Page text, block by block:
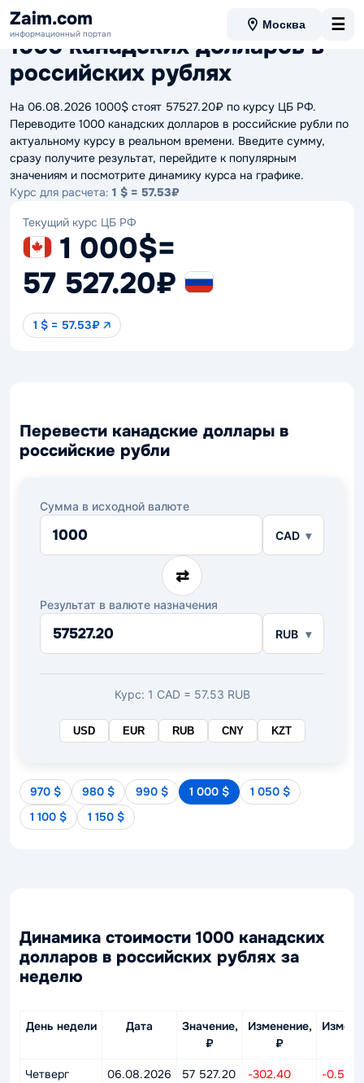
Zaim.com
информационный портал
Москва ☰
Данные актуальны на 06.08.2026 07:08
1000 канадских долларов в
российских рублях
На 06.08.2026 1000$ стоят 57527.20₽ по курсу ЦБ РФ.
Переводите 1000 канадских долларов в российские рубли по
актуальному курсу в реальном времени. Введите сумму,
сразу получите результат, перейдите к популярным
значениям и посмотрите динамику курса на графике.
Курс для расчета: 1 $ = 57.53₽
Текущий курс ЦБ РФ
1 000$=
57 527.20₽
1 $ = 57.53₽ 🡥
Перевести канадские доллары в
российские рубли
Сумма в исходной валюте
CAD
⇄
Результат в валюте назначения
RUB
Курс: 1 CAD = 57.53 RUB
USD EUR RUB CNY KZT
970 $ 980 $ 990 $ 1 000 $
1 050 $
1 100 $
1 150 $
Динамика стоимости 1000 канадских
долларов в российских рублях за
неделю
День недели Дата
Значение,
₽
Изменение,
₽
Четверг 06.08.2026
57 527.20
-302.40 -0.52%